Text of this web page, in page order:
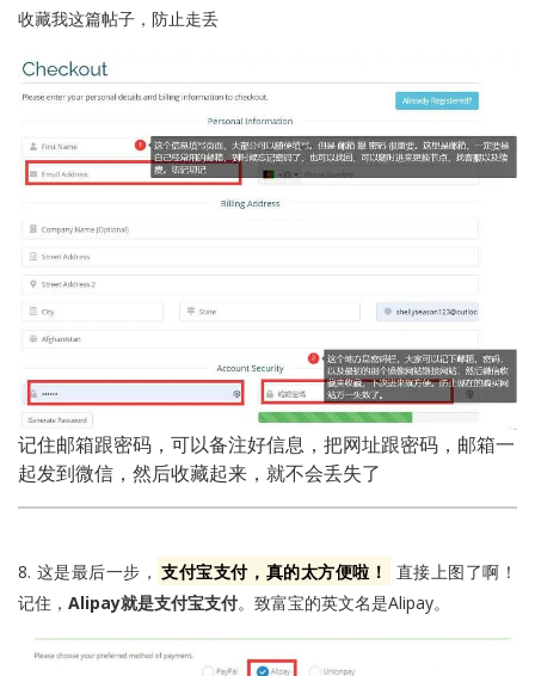
收藏我这篇帖子，防止走丢
记住邮箱跟密码，可以备注好信息，把网址跟密码，邮箱一
起发到微信，然后收藏起来，就不会丢失了
8. 这是最后一步， 支付宝支付，真的太方便啦！
直接上图了啊！
记住， Alipay就是支付宝支付。致富宝的英文名是Alipay。